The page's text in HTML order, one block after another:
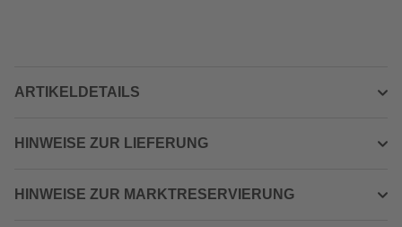
ARTIKELDETAILS
HINWEISE ZUR LIEFERUNG
HINWEISE ZUR MARKTRESERVIERUNG